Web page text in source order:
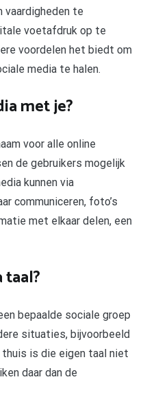
vaardigheden te
voetafdruk op te
voordelen het biedt om
media te halen.
met je?
voor alle online
de gebruikers mogelijk
kunnen via
communiceren, foto’s
met elkaar delen, een
bepaalde sociale groep
situaties, bijvoorbeeld
is die eigen taal niet
daar dan de